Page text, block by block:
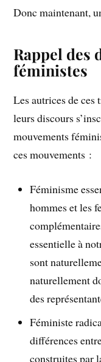
Donc maintenant,
Rappel des
féministes
Les autrices de ces
leurs discours
mouvements
ces mouvements :
Féminisme
hommes et les
essentielle à
sont
naturellement
des
Féministe
différences
construites par